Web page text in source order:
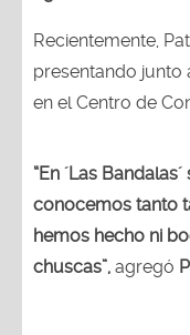
Recientemente,
presentando junto
en el Centro de
“En ´Las
conocemos tanto
hemos hecho ni
chuscas”, agregó